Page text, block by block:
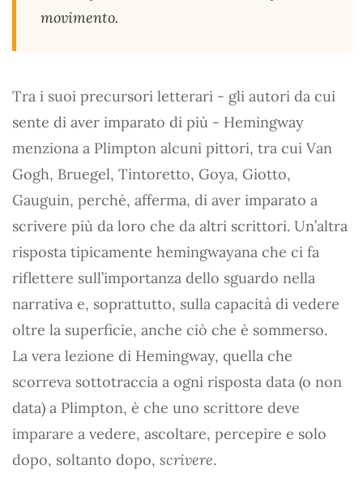
movimento.
Tra i suoi precursori letterari - gli autori da cui
sente di aver imparato di più - Hemingway
menziona a Plimpton alcuni pittori, tra cui Van
Gogh, Bruegel, Tintoretto, Goya, Giotto,
Gauguin, perché, afferma, di aver imparato a
scrivere più da loro che da altri scrittori. Un’altra
risposta tipicamente hemingwayana che ci fa
riflettere sull’importanza dello sguardo nella
narrativa e, soprattutto, sulla capacità di vedere
oltre la superficie, anche ciò che è sommerso.
La vera lezione di Hemingway, quella che
scorreva sottotraccia a ogni risposta data (o non
data) a Plimpton, è che uno scrittore deve
imparare a vedere, ascoltare, percepire e solo
dopo, soltanto dopo, scrivere.